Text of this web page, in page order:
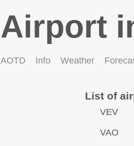
Airport
AOTD Info Weather
List of
VEV
VAO